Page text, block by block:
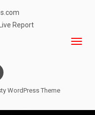
Report
WordPress Theme